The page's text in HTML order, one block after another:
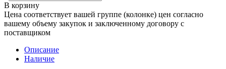
В корзину
Цена соответствует вашей группе (колонке) цен согласно
вашему объему закупок и заключенному договору с
поставщиком
Описание
Наличие